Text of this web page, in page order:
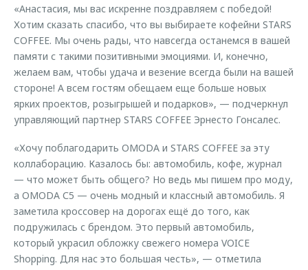
«Анастасия, мы вас искренне поздравляем с победой!
Хотим сказать спасибо, что вы выбираете кофейни STARS
COFFEE. Мы очень рады, что навсегда останемся в вашей
памяти с такими позитивными эмоциями. И, конечно,
желаем вам, чтобы удача и везение всегда были на вашей
стороне! А всем гостям обещаем еще больше новых
ярких проектов, розыгрышей и подарков», — подчеркнул
управляющий партнер STARS COFFEE Эрнесто Гонсалес.
«Хочу поблагодарить OMODA и STARS COFFEE за эту
коллаборацию. Казалось бы: автомобиль, кофе, журнал
— что может быть общего? Но ведь мы пишем про моду,
а OMODA С5 — очень модный и классный автомобиль. Я
заметила кроссовер на дорогах ещё до того, как
подружилась с брендом. Это первый автомобиль,
который украсил обложку свежего номера VOICE
Shopping. Для нас это большая честь», — отметила